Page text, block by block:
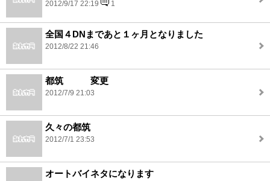
2012/9/17 22:19 1
全国４DNまであと１ヶ月となりました
2012/8/22 21:46
都筑 変更
2012/7/9 21:03
久々の都筑
2012/7/1 23:53
オートバイネタになります